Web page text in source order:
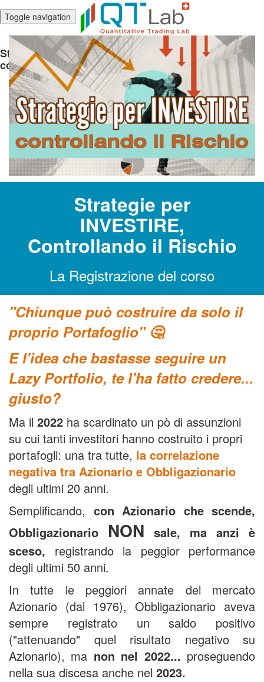
Toggle navigation
Strategie di Investimento: strategie per investire
controllando il rischio
Strategie per
INVESTIRE,
Controllando il Rischio
La Registrazione del corso
"Chiunque può costruire da solo il
proprio Portafoglio" 🤔
E l'idea che bastasse seguire un
Lazy Portfolio, te l'ha fatto credere...
giusto?
Ma il 2022 ha scardinato un pò di assunzioni
su cui tanti investitori hanno costruito i propri
portafogli: una tra tutte, la correlazione
negativa tra Azionario e Obbligazionario
degli ultimi 20 anni.
Semplificando, con Azionario che scende,
Obbligazionario NON sale, ma anzi è
sceso, registrando la peggior performance
degli ultimi 50 anni.
In tutte le peggiori annate del mercato
Azionario (dal 1976), Obbligazionario aveva
sempre registrato un saldo positivo
("attenuando" quel risultato negativo su
Azionario), ma non nel 2022... proseguendo
nella sua discesa anche nel 2023.